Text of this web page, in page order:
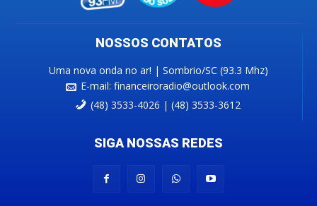
NOSSOS CONTATOS
Uma nova onda no ar! | Sombrio/SC (93.3 Mhz)
E-mail: financeiroradio@outlook.com
(48) 3533-4026 | (48) 3533-3612
SIGA NOSSAS REDES